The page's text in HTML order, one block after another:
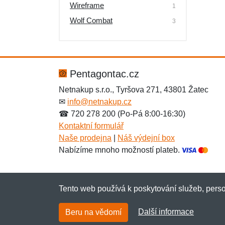
Wireframe 1
Wolf Combat 3
Pentagontac.cz
Netnakup s.r.o., Tyršova 271, 43801 Žatec
✉ info@netnakup.cz
☎ 720 278 200 (Po-Pá 8:00-16:30)
Kontaktní formulář
Naše prodejna
Náš výdejní box
Nabízíme mnoho možností plateb.
Copyright © 2007-2026 (19 let s vámi)
Tento web používá k poskytování služeb,
Beru na vědomí Další informace